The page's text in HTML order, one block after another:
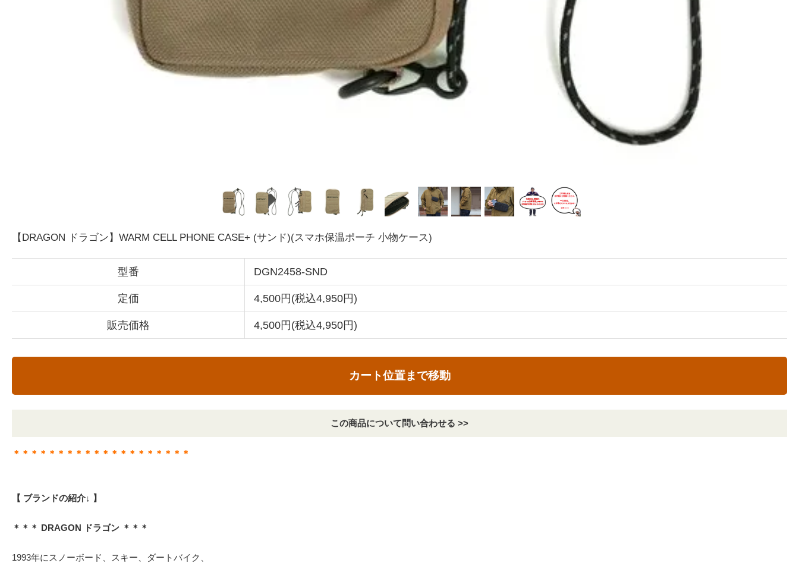
【DRAGON ドラゴン】WARM CELL PHONE CASE+ (サンド)(スマホ保温ポーチ 小物ケース)
型番 DGN2458-SND
定価 4,500円(税込4,950円)
販売価格 4,500円(税込4,950円)
カート位置まで移動
この商品について問い合わせる >>
＊＊＊＊＊＊＊＊＊＊＊＊＊＊＊＊＊＊＊＊
【 ブランドの紹介↓ 】
＊＊＊ DRAGON ドラゴン ＊＊＊
1993年にスノーボード、スキー、ダートバイク、